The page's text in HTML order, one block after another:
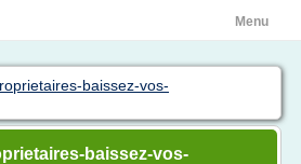
Menu
baissez-vos-
baissez-vos-